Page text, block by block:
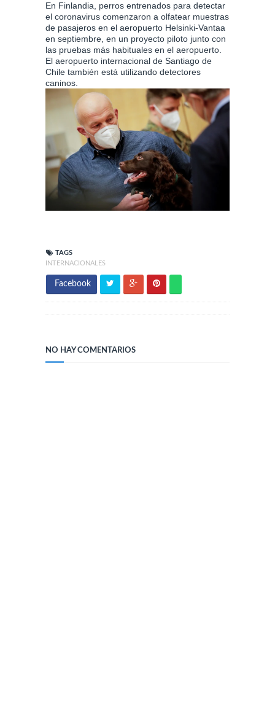
En Finlandia, perros entrenados para detectar
el coronavirus comenzaron a olfatear muestras
de pasajeros en el aeropuerto Helsinki-Vantaa
en septiembre, en un proyecto piloto junto con
las pruebas más habituales en el aeropuerto.
El aeropuerto internacional de Santiago de
Chile también está utilizando detectores
caninos.
TAGS
INTERNACIONALES
Facebook
NO HAY COMENTARIOS